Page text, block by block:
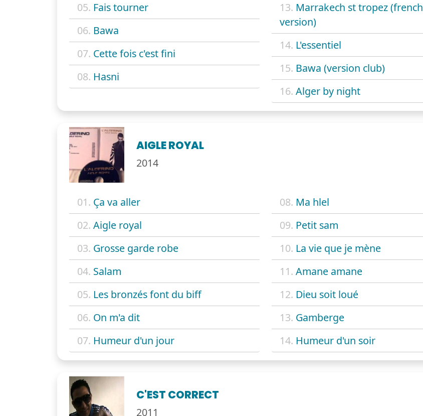
05. Fais tourner
06. Bawa
07. Cette fois c'est fini
08. Hasni
13. Marrakech st tropez (french
version)
14. L'essentiel
15. Bawa (version club)
16. Alger by night
AIGLE ROYAL
2014
01. Ça va aller
02. Aigle royal
03. Grosse garde robe
04. Salam
05. Les bronzés font du biff
06. On m'a dit
07. Humeur d'un jour
08. Ma hlel
09. Petit sam
10. La vie que je mène
11. Amane amane
12. Dieu soit loué
13. Gamberge
14. Humeur d'un soir
C'EST CORRECT
2011